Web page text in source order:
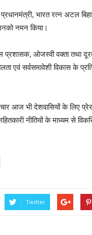
भारत रत्न अटल
नमन किया।
ओजस्वी वक्ता तथा
एवं सर्वसमावेशी विकास के
आज भी देशवासियों के लिए
नीतियों के माध्यम से
Twitter